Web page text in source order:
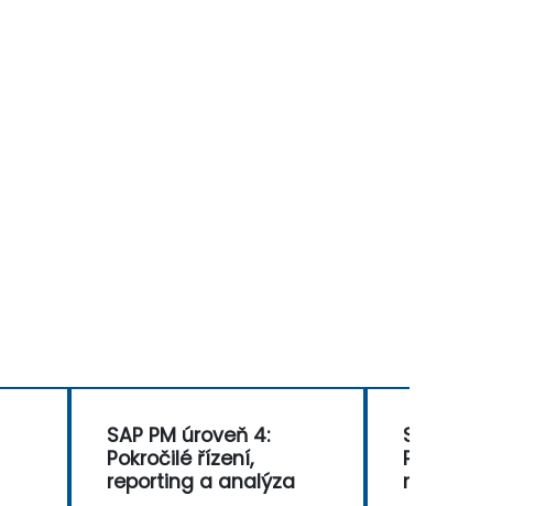
SAP PM úroveň 4:
Pokročilé řízení,
reporting a analýza
SAP PM
Pokročilé
reporting a